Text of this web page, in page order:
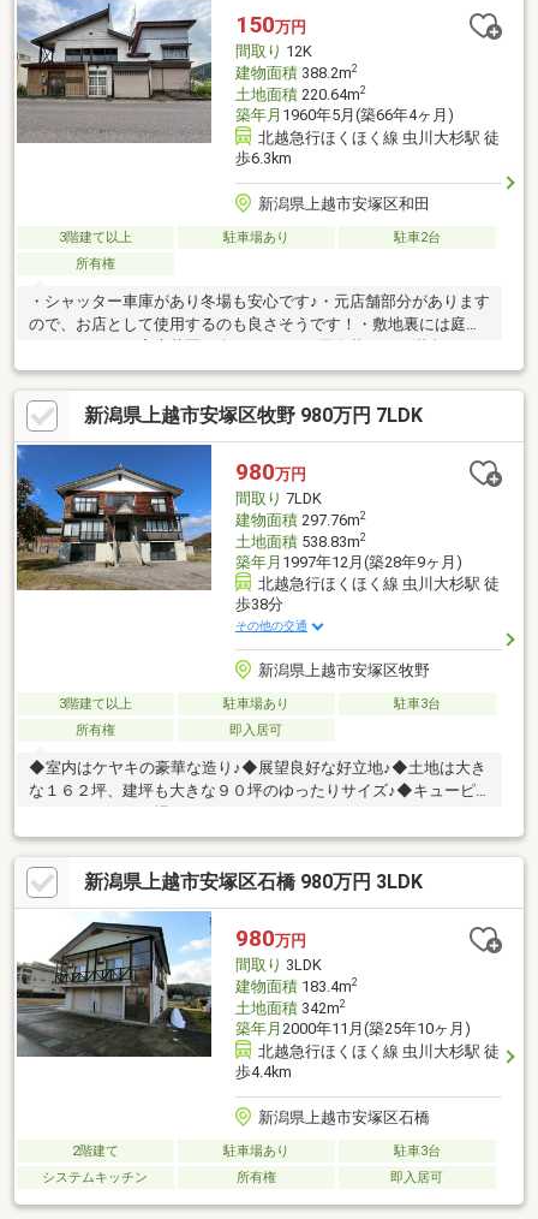
150万円
間取り 12K
建物面積388.2m2
土地面積220.64m2
築年月 1960年5月(築66年4ヶ月)
北越急行ほくほく線 虫川大杉駅 徒
歩6.3km
新潟県上越市安塚区和田
3階建て以上 駐車場あり
駐車2台
所有権
・シャッター車庫があり冬場も安心です♪・元店舗部分があります
ので、お店として使用するのも良さそうです！・敷地裏には庭ス
ペースがあり、家庭菜園も楽しめます♪・田舎暮らしを満喫された
い方、いかがでしょうか！？・土地、建物、設備に関しては現状
渡しです。・残置物は売主が必要な物以外は現状渡しです。※本
体代金に別途諸費用が掛かります。
新潟県上越市安塚区牧野 980万円 7LDK
980万円
間取り 7LDK
建物面積297.76m2
土地面積538.83m2
築年月 1997年12月(築28年9ヶ月)
北越急行ほくほく線 虫川大杉駅 徒
歩38分
その他の交通
新潟県上越市安塚区牧野
3階建て以上 駐車場あり
駐車3台
所有権
即入居可
◆室内はケヤキの豪華な造り♪◆展望良好な好立地♪◆土地は大き
な１６２坪、建坪も大きな９０坪のゆったりサイズ♪◆キューピ
新潟県上越市安塚区石橋 980万円 3LDK
980万円
間取り 3LDK
建物面積183.4m2
土地面積342m2
築年月 2000年11月(築25年10ヶ月)
北越急行ほくほく線 虫川大杉駅 徒
歩4.4km
新潟県上越市安塚区石橋
2階建て 駐車場あり
駐車3台
システムキッチン
所有権 即入居可